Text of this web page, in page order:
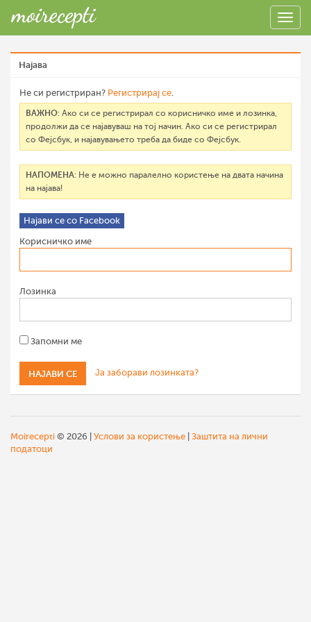
Најава
Не си регистриран? Регистрирај се.
ВАЖНО: Ако си се регистрирал со корисничко име и лозинка,
продолжи да се најавуваш на тој начин. Ако си се регистрирал
со Фејсбук, и најавувањето треба да биде со Фејсбук.
НАПОМЕНА: Не е можно паралелно користење на двата начина
на најава!
Најави се со Facebook
Корисничко име
Лозинка
Запомни ме
Ја заборави лозинката?
Moirecepti © 2026 | Услови за користење Заштита на лични
податоци